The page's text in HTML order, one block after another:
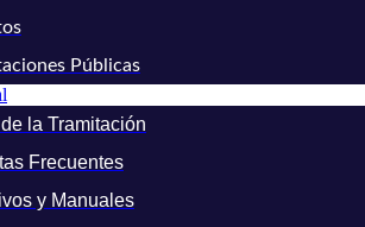
Públicas
la Tramitación
Frecuentes
y Manuales